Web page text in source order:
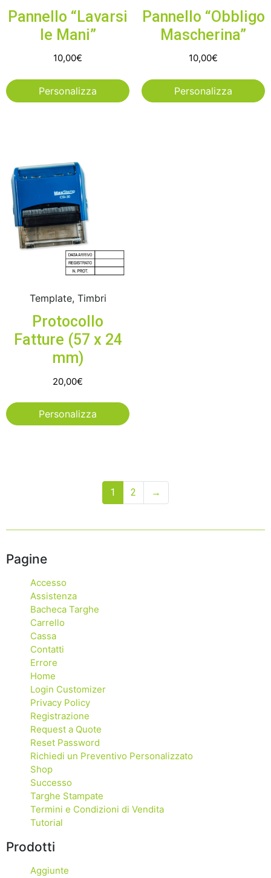
Pannello “Lavarsi
le Mani”
10,00€
Personalizza
Pannello “Obbligo
Mascherina”
10,00€
Personalizza
Template, Timbri
Protocollo
Fatture (57 x 24
mm)
20,00€
Personalizza
1 2 →
Pagine
Accesso
Assistenza
Bacheca Targhe
Carrello
Cassa
Contatti
Errore
Home
Login Customizer
Privacy Policy
Registrazione
Request a Quote
Reset Password
Richiedi un Preventivo Personalizzato
Shop
Successo
Targhe Stampate
Termini e Condizioni di Vendita
Tutorial
Prodotti
Aggiunte